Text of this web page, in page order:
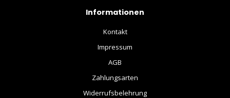
gestuurd wat bijna zonde
verpakking echt eruit zag
als een cadeau.
Informationen
Kontakt
Impressum
AGB
Zahlungsarten
Widerrufsbelehrung